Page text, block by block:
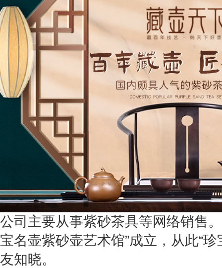
公司主要从事紫砂茶具等网络销售
宝名壶紫砂壶艺术馆”成立，从此“
友知晓。